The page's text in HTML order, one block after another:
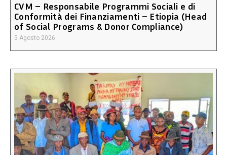
CVM – Responsabile Programmi Sociali e di
Conformità dei Finanziamenti – Etiopia (Head
of Social Programs & Donor Compliance)
5 Agosto 2026